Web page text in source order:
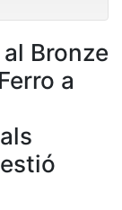
Bronze
a